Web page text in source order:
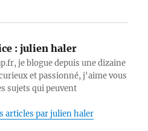
: julien haler
je blogue depuis une dizaine
et passionné, j'aime vous
sujets qui peuvent
articles par julien haler